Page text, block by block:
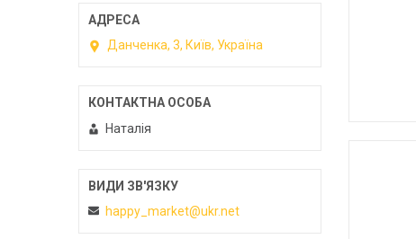
Данченка, 3, Київ, Україна
Наталія
happy_market@ukr.net